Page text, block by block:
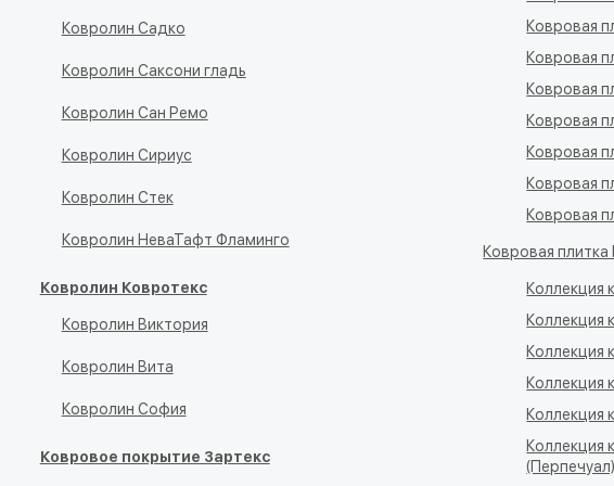
Ковролин Садко
Ковролин Саксони гладь
Ковролин Сан Ремо
Ковролин Сириус
Ковролин Стек
Ковролин НеваТафт Фламинго
Ковролин Ковротекс
Ковролин Виктория
Ковролин Вита
Ковролин София
Ковровое покрытие Зартекс
Ковровая
Ковровая
Ковровая
Ковровая
Ковровая
Ковровая
Ковровая
Ковровая плитка
Коллекция
Коллекция
Коллекция
Коллекция
Коллекция
Коллекция
(Перпечуал)